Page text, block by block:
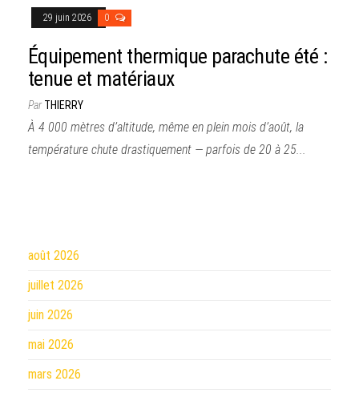
29 juin 2026 0
Équipement thermique parachute été :
tenue et matériaux
ParTHIERRY
À 4 000 mètres d’altitude, même en plein mois d’août, la
température chute drastiquement — parfois de 20 à 25...
août 2026
juillet 2026
juin 2026
mai 2026
mars 2026